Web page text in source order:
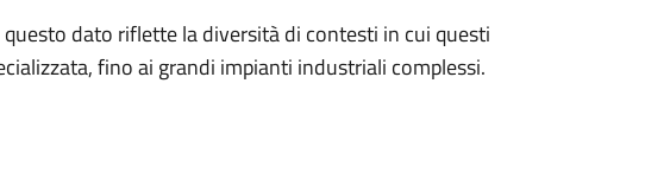
dato riflette la diversità di contesti in cui questi
fino ai grandi impianti industriali complessi.